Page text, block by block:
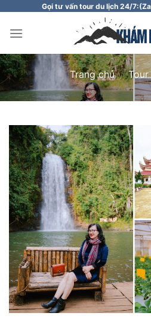
nội
dung
Gọi tư vấn tour du lịch 24/7:
Trang chủ /